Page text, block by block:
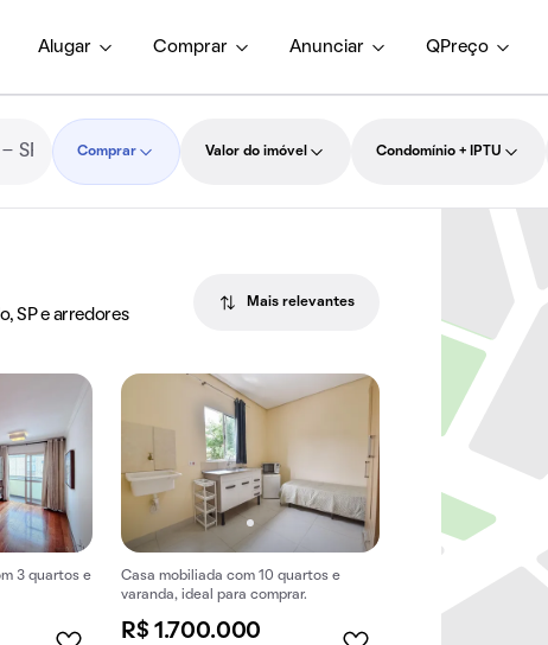
Alugar Comprar Anunciar QPreço
Comprar Valor do imóvel Condomínio + IPTU
SP e arredores
Mais relevantes
3 quartos e
Casa mobiliada com 10 quartos e
varanda, ideal para comprar.
R$ 1.700.000